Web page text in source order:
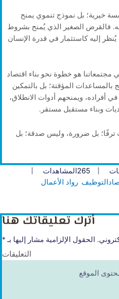
خيرية؛ بل نموذج تنموي يمنح
فالقرض الصغير الذي يُمنح بشروط
إليه كاستثمار في قدرة الإنسان
مجتمعاتنا هو خطوة نحو بناء اقتصاد
بالمساعدات المؤقتة؛ بل بالتمكين
في أفراده، ويمنحهم أدوات الانطلاق،
وبناء مستقبل مستقر.
ترفًا؛ بل ضرورة، وليس صدقة؛ بل
265المشاهدات
التوظيف رواد الأعمال
أترك تعليقاتك هنا
الحقول الإلزامية مشار إليها بـ*
التعليقات